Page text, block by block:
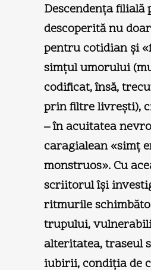
Descendenţa filială
descoperită nu
pentru cotidian şi
simţul umorului
codificat, însă,
prin filtre livreşti),
– în acuitatea
caragialean «simţ
monstruos». Cu
scriitorul îşi
ritmurile
trupului,
alteritatea, traseul
iubirii, condiţia de